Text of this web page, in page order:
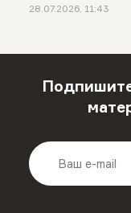
28.07.2026, 11:43